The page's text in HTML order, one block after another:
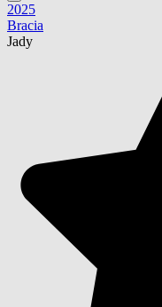
2025
Bracia
Jady